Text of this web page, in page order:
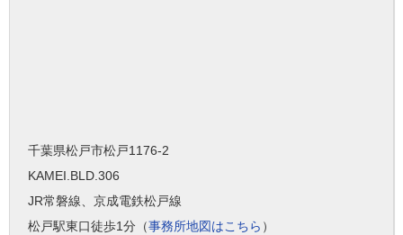
千葉県松戸市松戸1176-2
KAMEI.BLD.306
JR常磐線、京成電鉄松戸線
松戸駅東口徒歩1分（事務所地図はこちら ）